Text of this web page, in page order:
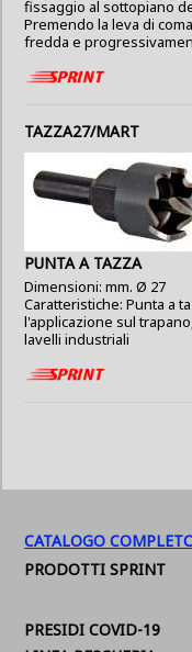
fissaggio al sottopiano
Premendo la leva di
fredda e
TAZZA27/MART
PUNTA A TAZZA
Dimensioni: mm. Ø 27
Caratteristiche: Punta a
l'applicazione sul
lavelli industriali
CATALOGO
PRODOTTI SPRINT
PRESIDI COVID-19